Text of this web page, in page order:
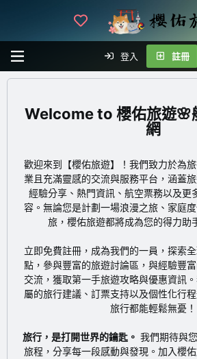
登入 註冊
櫻佑旅遊🌸
網
歡迎來到【櫻佑旅遊】！我們致力於為
業且充滿靈感的交流與服務平台，涵蓋
經驗分享、熱門資訊、航空票務以及更
容。無論您是計劃一場浪漫之旅、家庭
旅，櫻佑旅遊都將成為您的得力助
立即免費註冊 ，成為我們的一員，探索
點，參與豐富的旅遊討論區，與經驗豐
交流，獲取第一手旅遊攻略與優惠資訊
屬的旅行建議、訂票支持以及個性化行
旅行都能輕鬆無憂！
旅行，是打開世界的鑰匙。 我們期待與
旅程，分享每一段感動與發現。加入櫻